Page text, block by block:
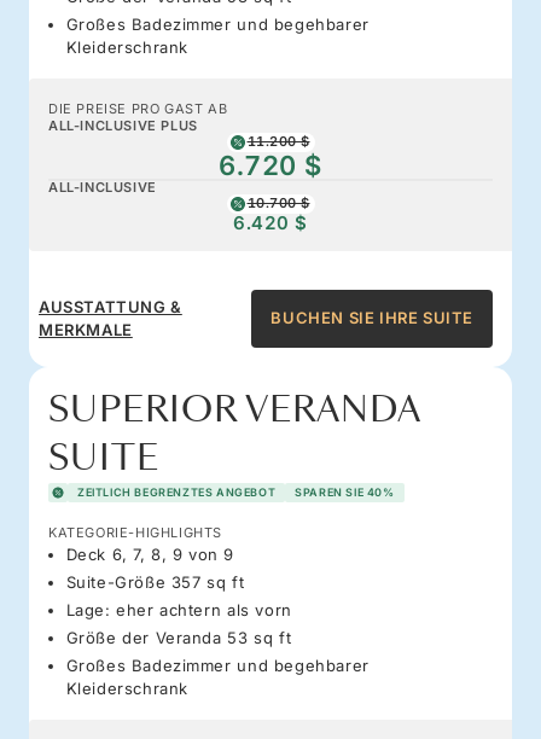
Großes Badezimmer und begehbarer
Kleiderschrank
DIE PREISE PRO GAST AB
ALL-INCLUSIVE PLUS
11.200 $
6.720 $
ALL-INCLUSIVE
10.700 $
6.420 $
AUSSTATTUNG &
MERKMALE
BUCHEN SIE IHRE SUITE
SUPERIOR VERANDA
SUITE
ZEITLICH BEGRENZTES ANGEBOT SPAREN SIE 40%
KATEGORIE-HIGHLIGHTS
Deck 6, 7, 8, 9 von 9
Suite-Größe 357 sq ft
Lage: eher achtern als vorn
Größe der Veranda 53 sq ft
Großes Badezimmer und begehbarer
Kleiderschrank